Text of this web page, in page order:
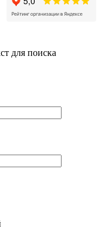
для поиска